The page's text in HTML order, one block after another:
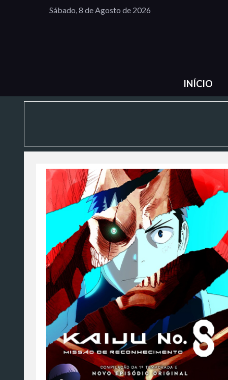
Sábado, 8 de Agosto de 2026
INÍCIO